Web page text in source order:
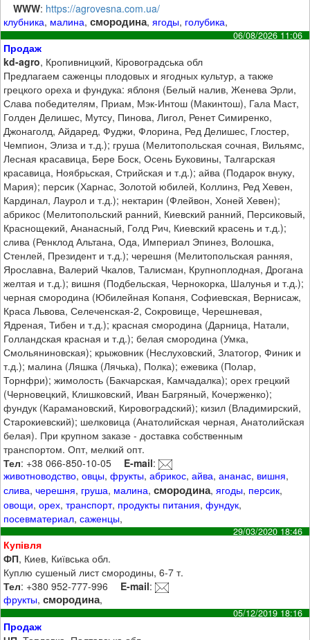
WWW: https://agrovesna.com.ua/
клубника, малина,смородина,ягоды, голубика,
06/08/2026 11:06
Продаж
kd-agro, Кропивницкий, Кіровоградська обл
Предлагаем саженцы плодовых и ягодных культур, а также
грецкого ореха и фундука: яблоня (Белый налив, Женева Эрли,
Слава победителям, Приам, Мэк-Интош (Макинтош), Гала Маст,
Голден Делишес, Мутсу, Пинова, Лигол, Ренет Симиренко,
Джонаголд, Айдаред, Фуджи, Флорина, Ред Делишес, Глостер,
Чемпион, Элиза и т.д.); груша (Мелитопольская сочная, Вильямс,
Лесная красавица, Бере Боск, Осень Буковины, Талгарская
красавица, Ноябрьская, Стрийская и т.д.); айва (Подарок внуку,
Мария); персик (Харнас, Золотой юбилей, Коллинз, Ред Хевен,
Кардинал, Лаурол и т.д.); нектарин (Флейвон, Хоней Хевен);
абрикос (Мелитопольский ранний, Киевский ранний, Персиковый,
Краснощекий, Ананасный, Голд Рич, Киевский красень и т.д.);
слива (Ренклод Альтана, Ода, Империал Эпинез, Волошка,
Стенлей, Президент и т.д.); черешня (Мелитопольская ранняя,
Ярославна, Валерий Чкалов, Талисман, Крупноплодная, Дрогана
желтая и т.д.); вишня (Подбельская, Чернокорка, Шалунья и т.д.);
черная смородина (Юбилейная Копаня, Софиевская, Вернисаж,
Краса Львова, Селеченская-2, Сокровище, Черешневая,
Ядреная, Тибен и т.д.); красная смородина (Дарница, Натали,
Голландская красная и т.д.); белая смородина (Умка,
Смольяниновская); крыжовник (Неслуховский, Златогор, Финик и
т.д.); малина (Ляшка (Лячька), Полка); ежевика (Полар,
Торнфри); жимолость (Бакчарская, Камчадалка); орех грецкий
(Черновецкий, Клишковский, Иван Багряный, Кочерженко);
фундук (Карамановский, Кировоградский); кизил (Владимирский,
Старокиевский); шелковица (Анатолийская черная, Анатолийская
белая). При крупном заказе - доставка собственным
транспортом. Опт, мелкий опт.
Тел: +38 066-850-10-05 E-mail:
животноводство,овцы,фрукты,абрикос,айва,ананас, вишня,
слива,черешня, груша, малина,смородина,ягоды, персик,
овощи,орех,транспорт, продукты питания,фундук,
посевматериал,саженцы,
29/03/2020 18:46
Купівля
ФП, Киев, Київська обл.
Куплю сушеный лист смородины, 6-7 т.
Тел: +380 952-777-996 E-mail:
фрукты,смородина,
05/12/2019 18:16
Продаж